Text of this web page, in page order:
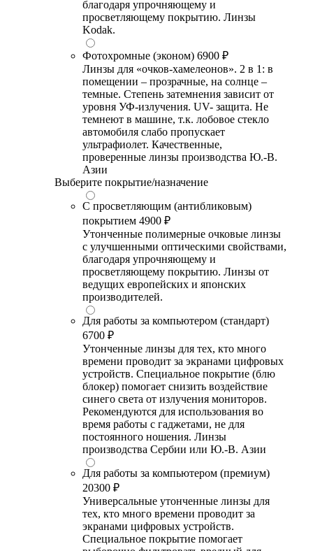
благодаря упрочняющему и
просветляющему покрытию. Линзы
Kodak.
Фотохромные (эконом) 6900 ₽
Линзы для «очков-хамелеонов». 2 в 1: в
помещении – прозрачные, на солнце –
темные. Степень затемнения зависит от
уровня УФ-излучения. UV- защита. Не
темнеют в машине, т.к. лобовое стекло
автомобиля слабо пропускает
ультрафиолет. Качественные,
проверенные линзы производства Ю.-В.
Азии
Выберите покрытие/назначение
С просветляющим (антибликовым)
покрытием 4900 ₽
Утонченные полимерные очковые линзы
с улучшенными оптическими свойствами,
благодаря упрочняющему и
просветляющему покрытию. Линзы от
ведущих европейских и японских
производителей.
Для работы за компьютером (стандарт)
6700 ₽
Утонченные линзы для тех, кто много
времени проводит за экранами цифровых
устройств. Специальное покрытие (блю
блокер) помогает снизить воздействие
синего света от излучения мониторов.
Рекомендуются для использования во
время работы с гаджетами, не для
постоянного ношения. Линзы
производства Сербии или Ю.-В. Азии
Для работы за компьютером (премиум)
20300 ₽
Универсальные утонченные линзы для
тех, кто много времени проводит за
экранами цифровых устройств.
Специальное покрытие помогает